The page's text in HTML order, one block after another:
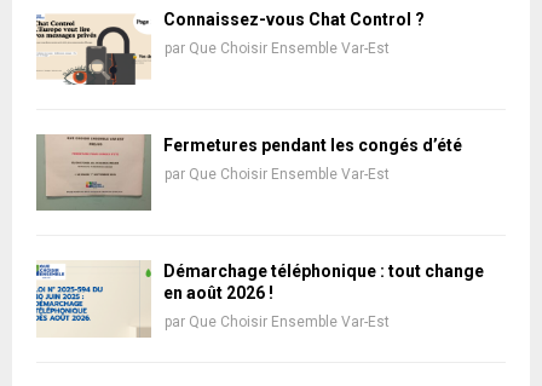
Connaissez-vous Chat Control ?
par Que Choisir Ensemble Var-Est
Fermetures pendant les congés d’été
par Que Choisir Ensemble Var-Est
Démarchage téléphonique : tout change
en août 2026 !
par Que Choisir Ensemble Var-Est